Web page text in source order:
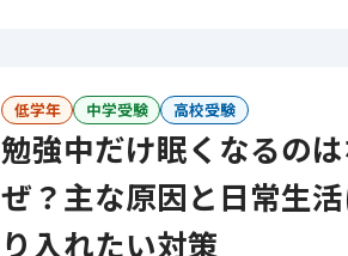
低学年 中学受験 高校受験
勉強中だけ眠くなるのはな
ぜ？主な原因と日常生
り入れたい対策